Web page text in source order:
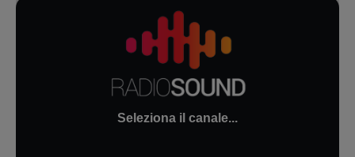
Seleziona il canale...